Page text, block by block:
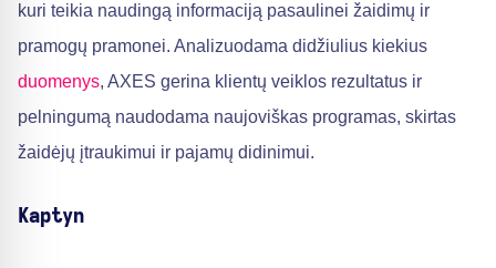
kuri teikia naudingą informaciją pasaulinei žaidimų ir
pramogų pramonei. Analizuodama didžiulius kiekius
duomenys, AXES gerina klientų veiklos rezultatus ir
pelningumą naudodama naujoviškas programas, skirtas
žaidėjų įtraukimui ir pajamų didinimui.
Kaptyn